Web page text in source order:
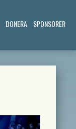
DONERA SPONSORER